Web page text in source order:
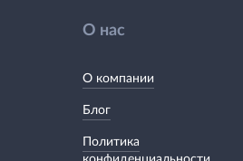
О нас
О компании
Блог
Политика